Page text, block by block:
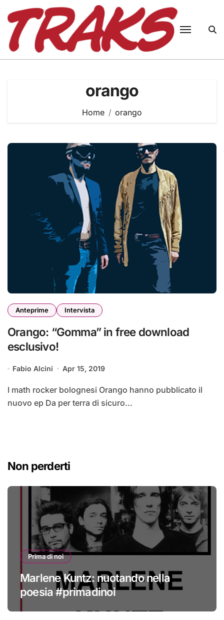
content
orango
Home orango
Anteprime Intervista
Orango: “Gomma” in free download
esclusivo!
Fabio Alcini Apr 15, 2019
I math rocker bolognesi Orango hanno pubblicato il
nuovo ep Da per terra di sicuro...
Non perderti
Prima di noi
Marlene Kuntz: nuotando nella
poesia #primadinoi